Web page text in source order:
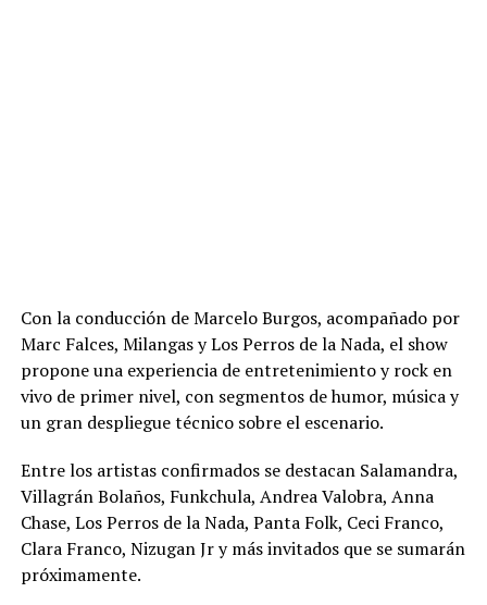
Con la conducción de Marcelo Burgos, acompañado por
Marc Falces, Milangas y Los Perros de la Nada, el show
propone una experiencia de entretenimiento y rock en
vivo de primer nivel, con segmentos de humor, música y
un gran despliegue técnico sobre el escenario.
Entre los artistas confirmados se destacan Salamandra,
Villagrán Bolaños, Funkchula, Andrea Valobra, Anna
Chase, Los Perros de la Nada, Panta Folk, Ceci Franco,
Clara Franco, Nizugan Jr y más invitados que se sumarán
próximamente.